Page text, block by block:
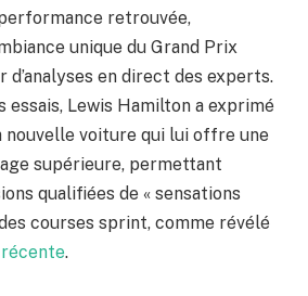
retrouvée,
unique du Grand Prix
en direct des experts.
essais, Lewis Hamilton a exprimé
voiture qui lui offre une
supérieure, permettant
qualifiées de « sensations
courses sprint, comme révélé
.